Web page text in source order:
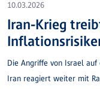
10.03.2026
Iran-Krieg
Die Angriffe von Israel
Iran reagiert weiter mit